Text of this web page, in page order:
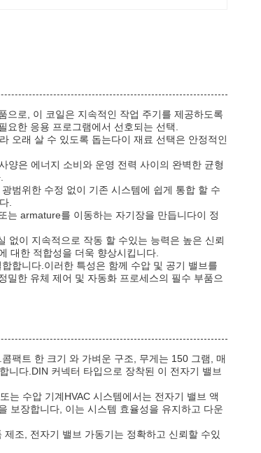
으로, 이 코일은 지속적인 작업 주기를 제공하도록
한 응용 프로그램에서 선호되는 선택.
오래 살 수 있도록 돕는다이 재료 선택은 안정적인
양은 에너지 소비와 운영 전력 사이의 완벽한 균형
범위한 수정 없이 기존 시스템에 쉽게 통합 할 수
.
는 armature를 이동하는 자기장을 만듭니다이 정
없이 지속적으로 작동 할 수있는 능력은 높은 신뢰
대한 적합성을 더욱 향상시킵니다.
합니다.이러한 특성은 함께 수압 및 공기 밸브를
한 유체 제어 및 자동화 프로세스의 필수 부품으
팩트 한 크기 와 가벼운 구조, 무게는 150 그램, 매
니다.DIN 커넥터 타입으로 장착된 이 전자기 밸브
는 수압 기계HVAC 시스템에서는 전자기 밸브 액
보장합니다, 이는 시스템 효율성을 유지하고 다운
조, 전자기 밸브 가동기는 정확하고 신뢰할 수있